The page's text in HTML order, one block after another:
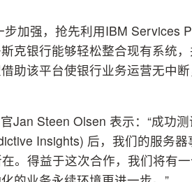
加强，抢先利用IBM Services
克银行能够轻松整合现有系统
助该平台使银行业务运营无中
Jan Steen Olsen 表示：“成功
Insights) 后，我们的服务
。得益于这次合作，我们将有